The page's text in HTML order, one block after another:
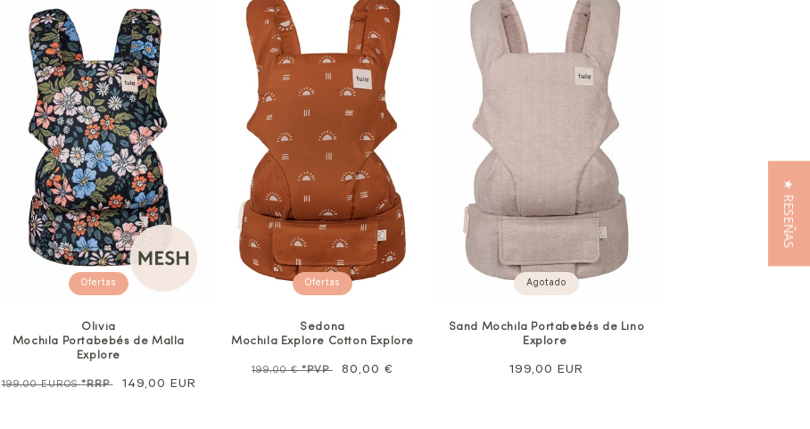
Ofertas
Olivia
Mochila Portabebés de Malla
Explore
Precio
199,00 EUROS*RRP
Precio
149,00 EUR
Ofertas
Sedona
Mochila Explore Cotton Explore
Precio
199,00 €*PVP
Precio
80,00 €
Agotado
Sand Mochila Portabebés de Lino
Explore
Precio
199,00 EUR
★ RESEÑAS